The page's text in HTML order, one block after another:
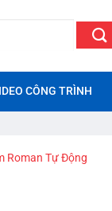
CÔNG TRÌNH
Roman Tự Động